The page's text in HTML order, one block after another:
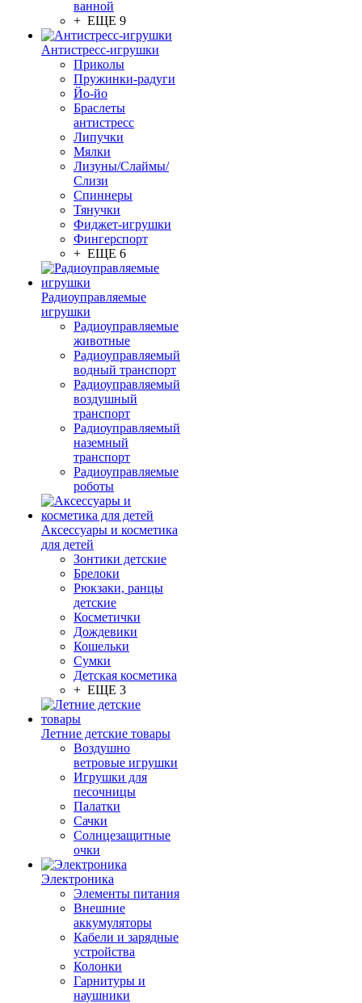
ванной
+ ЕЩЕ 9
Антистресс-игрушки
Приколы
Пружинки-радуги
Йо-йо
Браслеты
антистресс
Липучки
Мялки
Лизуны/Слаймы/
Слизи
Спиннеры
Тянучки
Фиджет-игрушки
Фингерспорт
+ ЕЩЕ 6
Радиоуправляемые
игрушки
Радиоуправляемые
животные
Радиоуправляемый
водный транспорт
Радиоуправляемый
воздушный
транспорт
Радиоуправляемый
наземный
транспорт
Радиоуправляемые
роботы
Аксессуары и косметика
для детей
Зонтики детские
Брелоки
Рюкзаки, ранцы
детские
Косметички
Дождевики
Кошельки
Сумки
Детская косметика
+ ЕЩЕ 3
Летние детские товары
Воздушно
ветровые игрушки
Игрушки для
песочницы
Палатки
Сачки
Солнцезащитные
очки
Электроника
Элементы питания
Внешние
аккумуляторы
Кабели и зарядные
устройства
Колонки
Гарнитуры и
наушники